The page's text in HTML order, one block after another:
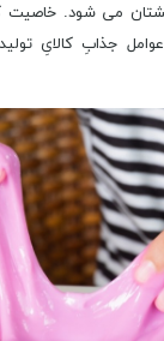
می شود. خاصیت
جذابِ کالایِ